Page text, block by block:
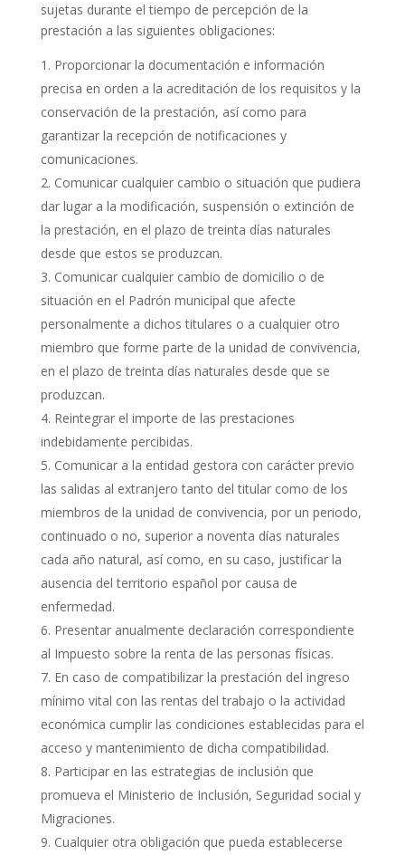
sujetas durante el tiempo de percepción de la
prestación a las siguientes obligaciones:
Proporcionar la documentación e información
precisa en orden a la acreditación de los requisitos y la
conservación de la prestación, así como para
garantizar la recepción de notificaciones y
comunicaciones.
Comunicar cualquier cambio o situación que pudiera
dar lugar a la modificación, suspensión o extinción de
la prestación, en el plazo de treinta días naturales
desde que estos se produzcan.
Comunicar cualquier cambio de domicilio o de
situación en el Padrón municipal que afecte
personalmente a dichos titulares o a cualquier otro
miembro que forme parte de la unidad de convivencia,
en el plazo de treinta días naturales desde que se
produzcan.
Reintegrar el importe de las prestaciones
indebidamente percibidas.
Comunicar a la entidad gestora con carácter previo
las salidas al extranjero tanto del titular como de los
miembros de la unidad de convivencia, por un periodo,
continuado o no, superior a noventa días naturales
cada año natural, así como, en su caso, justificar la
ausencia del territorio español por causa de
enfermedad.
Presentar anualmente declaración correspondiente
al Impuesto sobre la renta de las personas físicas.
En caso de compatibilizar la prestación del ingreso
mínimo vital con las rentas del trabajo o la actividad
económica cumplir las condiciones establecidas para el
acceso y mantenimiento de dicha compatibilidad.
Participar en las estrategias de inclusión que
promueva el Ministerio de Inclusión, Seguridad social y
Migraciones.
Cualquier otra obligación que pueda establecerse